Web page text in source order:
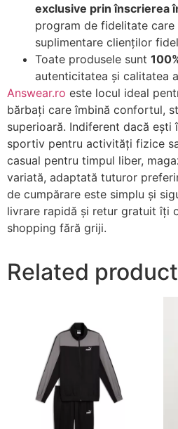
exclusive prin înscrierea
program de fidelitate care
suplimentare clienților
Toate produsele sunt
autenticitatea și calitatea
Answear.ro este locul ideal
bărbați care îmbină confortul,
superioară. Indiferent dacă ești
sportiv pentru activități fizice
casual pentru timpul liber,
variată, adaptată tuturor
de cumpărare este simplu și
livrare rapidă și retur gratuit îți
shopping fără griji.
Related